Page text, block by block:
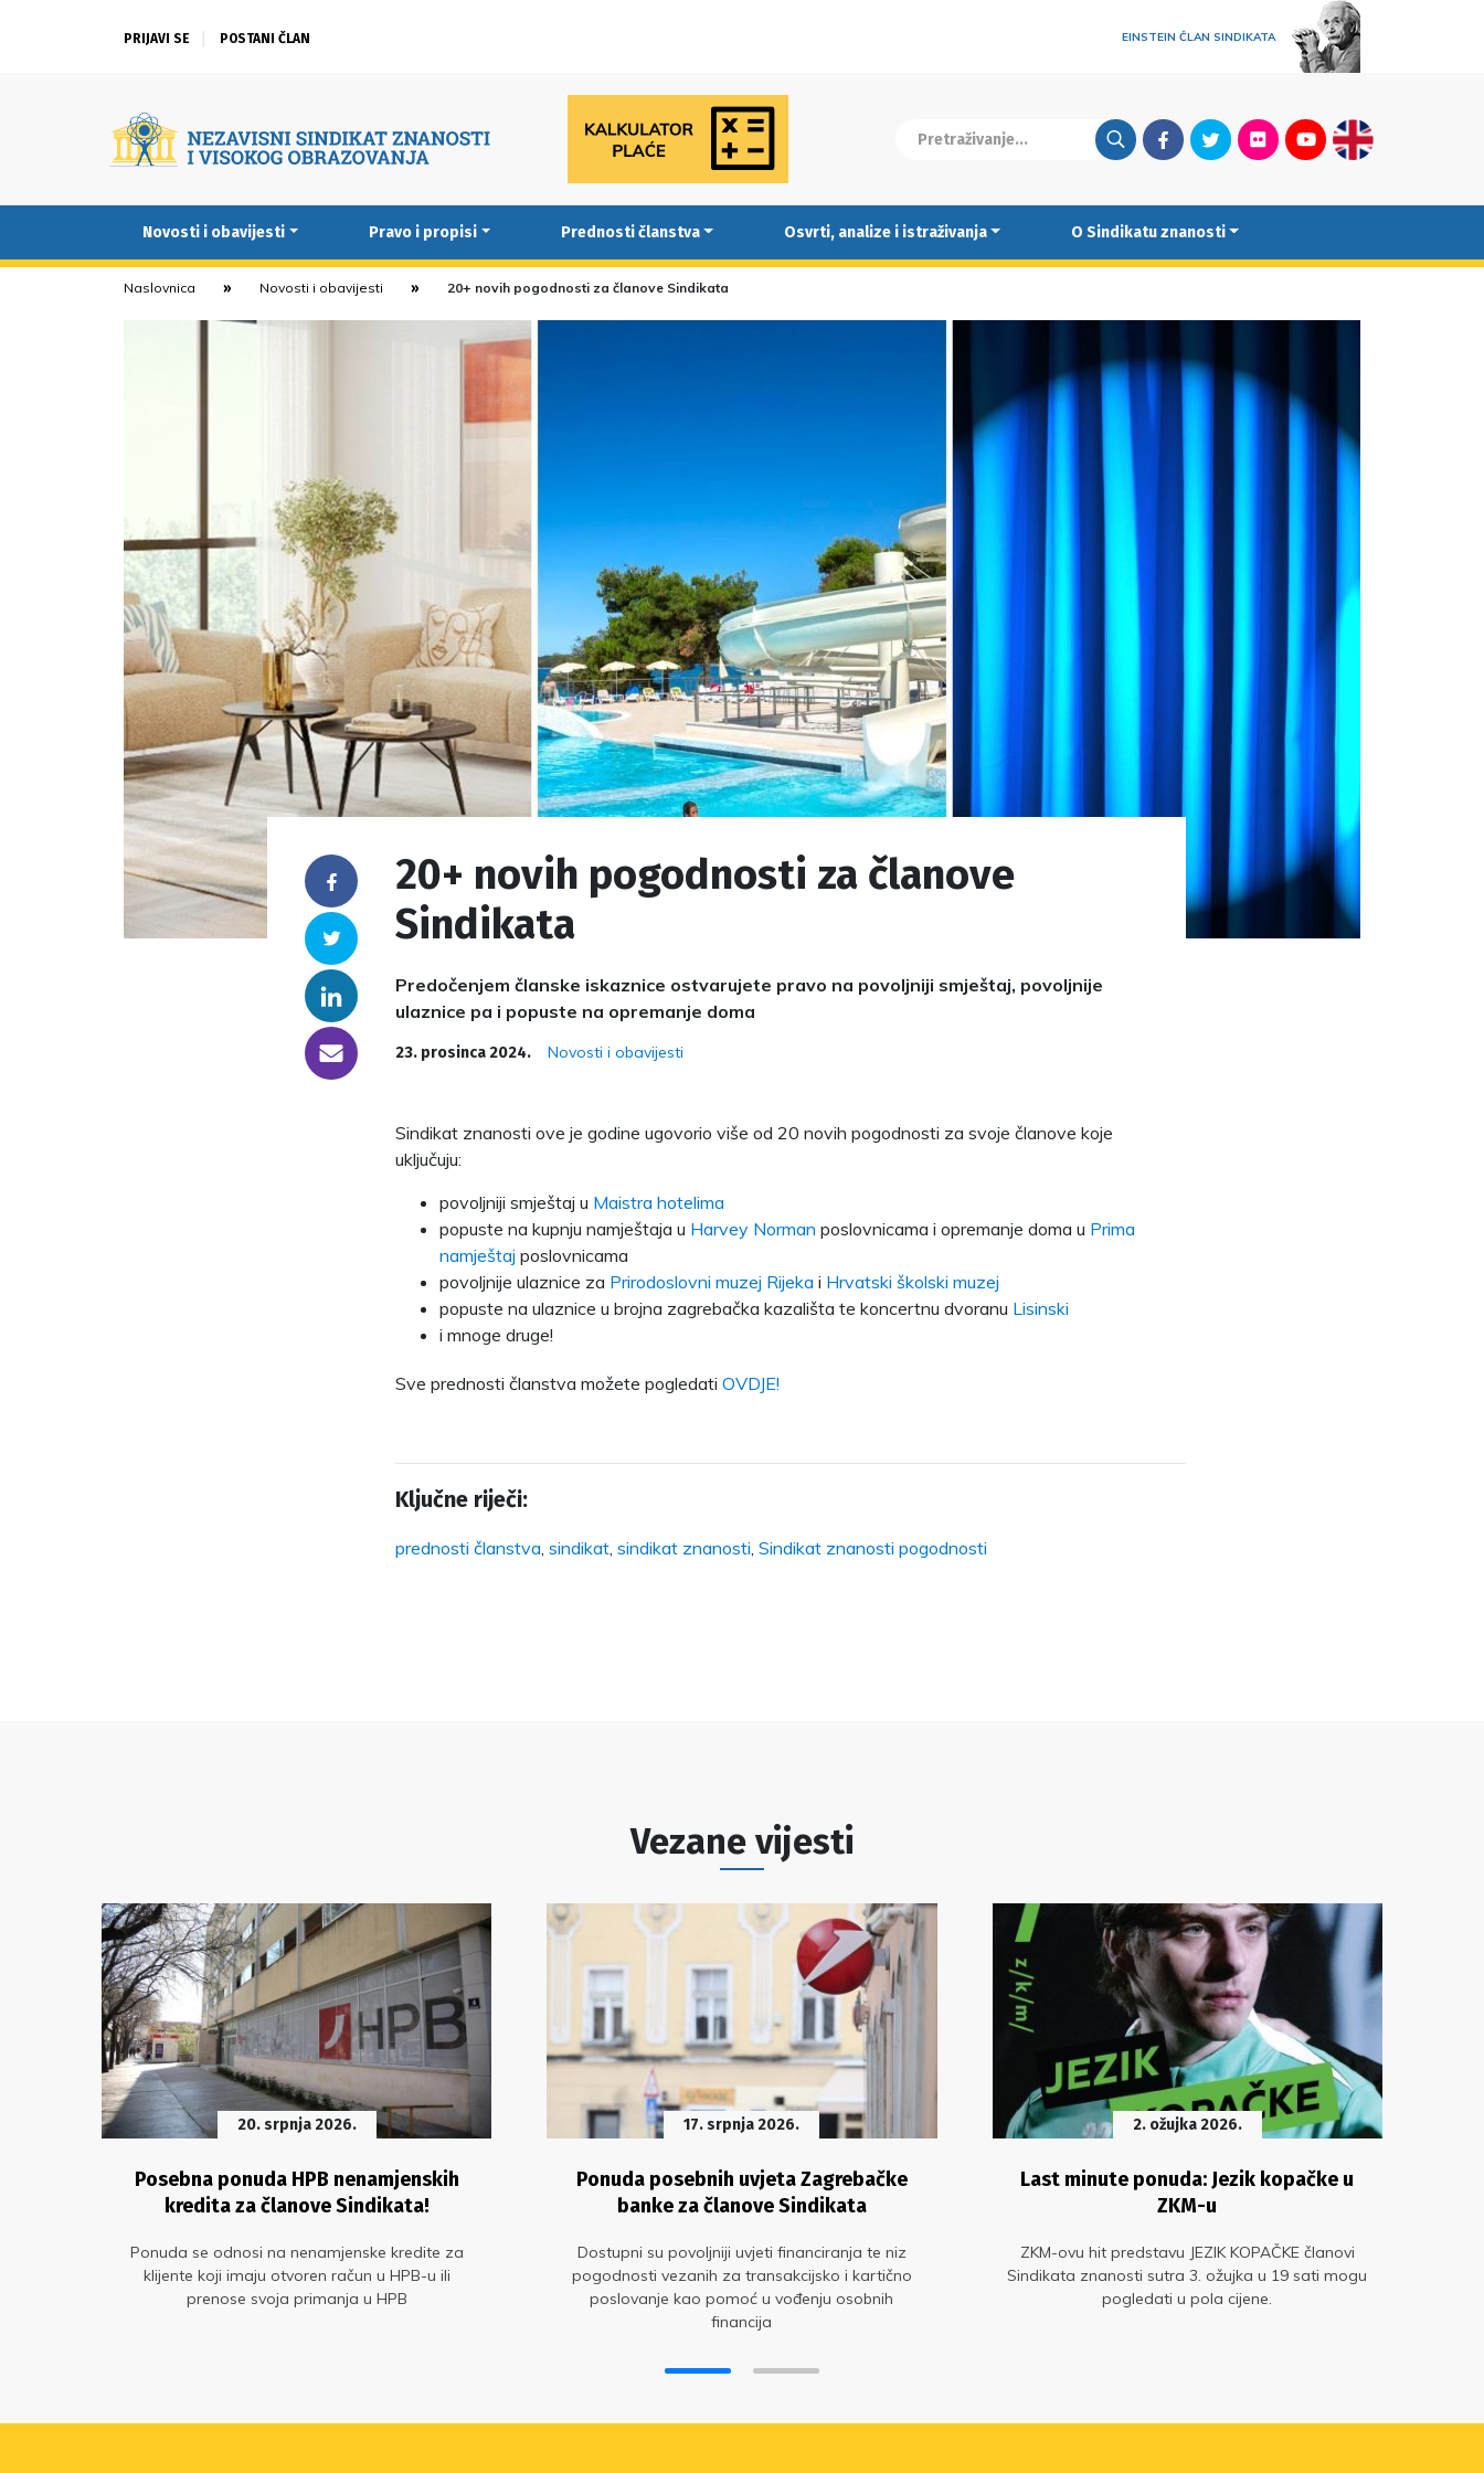
PRIJAVI SE POSTANI ČLAN EINSTEIN ČLAN SINDIKATA
FacebookTwitterFlickrYoutubeEnglish
Novosti i obavijesti Pravo i propisi Prednosti članstva Osvrti, analize i istraživanja O Sindikatu znanosti
Naslovnica Novosti i obavijesti 20+ novih pogodnosti za članove Sindikata
Facebook
Twitter
Linkedin
someone@yoursite.com
20+ novih pogodnosti za članove
Sindikata
Predočenjem članske iskaznice ostvarujete pravo na povoljniji smještaj, povoljnije
ulaznice pa i popuste na opremanje doma
23. prosinca 2024. Novosti i obavijesti
Sindikat znanosti ove je godine ugovorio više od 20 novih pogodnosti za svoje članove koje
uključuju:
povoljniji smještaj u Maistra hotelima
popuste na kupnju namještaja u Harvey Norman poslovnicama i opremanje doma u Prima
namještaj poslovnicama
povoljnije ulaznice za Prirodoslovni muzej Rijeka i Hrvatski školski muzej
popuste na ulaznice u brojna zagrebačka kazališta te koncertnu dvoranu Lisinski
i mnoge druge!
Sve prednosti članstva možete pogledati OVDJE!
Ključne riječi:
prednosti članstva, sindikat, sindikat znanosti, Sindikat znanosti pogodnosti
Vezane vijesti
20. srpnja 2026.
Posebna ponuda HPB nenamjenskih
kredita za članove Sindikata!
Ponuda se odnosi na nenamjenske kredite za
klijente koji imaju otvoren račun u HPB-u ili
prenose svoja primanja u HPB
17. srpnja 2026.
Ponuda posebnih uvjeta Zagrebačke
banke za članove Sindikata
Dostupni su povoljniji uvjeti financiranja te niz
pogodnosti vezanih za transakcijsko i kartično
poslovanje kao pomoć u vođenju osobnih
financija
2. ožujka 2026.
Last minute ponuda: Jezik kopačke u
ZKM-u
ZKM-ovu hit predstavu JEZIK KOPAČKE članovi
Sindikata znanosti sutra 3. ožujka u 19 sati mogu
pogledati u pola cijene.